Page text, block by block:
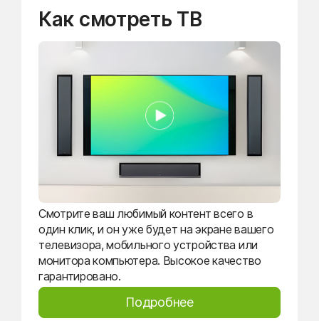
Как смотреть ТВ
Смотрите ваш любимый контент всего в
один клик, и он уже будет на экране вашего
телевизора, мобильного устройства или
монитора компьютера. Высокое качество
гарантировано.
Подробнее